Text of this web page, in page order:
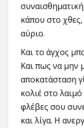
κάπου στο
αύριο.
Και το άγχος
Και πως να μην
αποκατάσταση
κολιέ στο
φλέβες σου
και λίγα. Η